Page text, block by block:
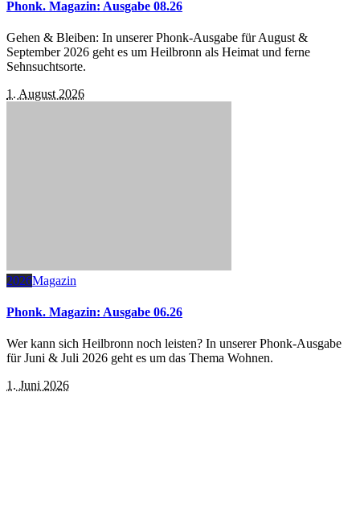
Phonk. Magazin: Ausgabe 08.26
Gehen & Bleiben: In unserer Phonk-Ausgabe für August &
September 2026 geht es um Heilbronn als Heimat und ferne
Sehnsuchtsorte.
1. August 2026
2026Magazin
Phonk. Magazin: Ausgabe 06.26
Wer kann sich Heilbronn noch leisten? In unserer Phonk-Ausgabe
für Juni & Juli 2026 geht es um das Thema Wohnen.
1. Juni 2026